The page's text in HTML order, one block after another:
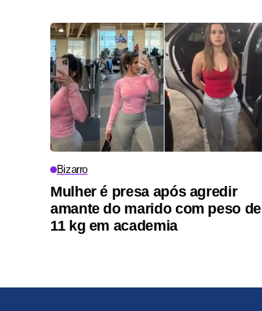
Bizarro
Mulher é presa após agredir
amante do marido com peso de
11 kg em academia